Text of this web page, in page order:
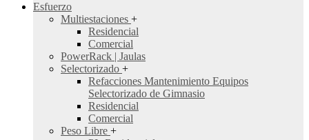
Esfuerzo
Multiestaciones +
Residencial
Comercial
PowerRack | Jaulas
Selectorizado +
Refacciones Mantenimiento Equipos
Selectorizado de Gimnasio
Residencial
Comercial
Peso Libre +